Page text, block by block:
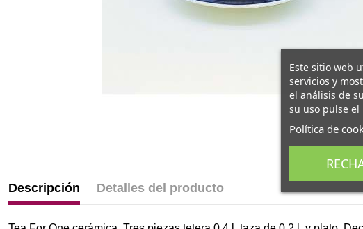
Descripción Detalles del producto
Este sitio web
servicios y
el análisis de
su uso pulse el
Política de